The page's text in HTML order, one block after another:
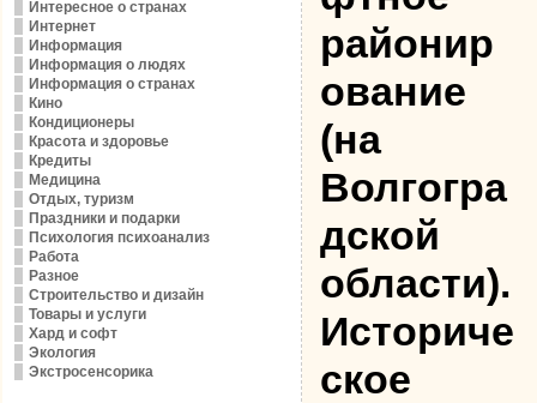
Интересное о странах
Интернет
Информация
Информация о людях
Информация о странах
Кино
Кондиционеры
Красота и здоровье
Кредиты
Медицина
Отдых, туризм
Праздники и подарки
Психология психоанализ
Работа
Разное
Строительство и дизайн
Товары и услуги
Хард и софт
Экология
Экстросенсорика
районир
ование
(на
Волгогра
дской
области).
Историче
ское